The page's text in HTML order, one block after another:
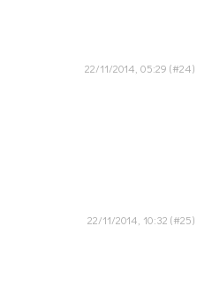
22/11/2014, 05:29
22/11/2014, 10:32